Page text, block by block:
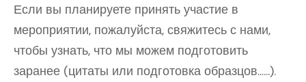
Если вы планируете принять участие в
мероприятии, пожалуйста, свяжитесь с нами,
чтобы узнать, что мы можем подготовить
заранее (цитаты или подготовка образцов......).